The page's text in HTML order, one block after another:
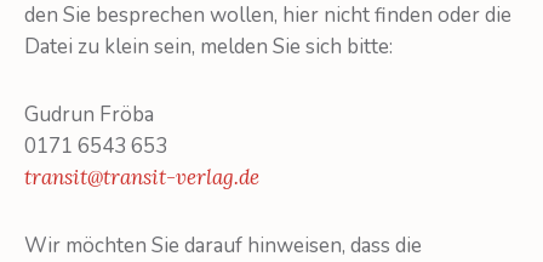
den Sie besprechen wollen, hier nicht finden oder die
Datei zu klein sein, melden Sie sich bitte:
Gudrun Fröba
0171 6543 653
transit@transit-verlag.de
Wir möchten Sie darauf hinweisen, dass die